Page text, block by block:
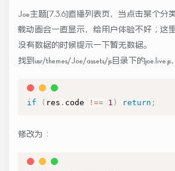
Joe主题[7.3.6]直播列表页，当点击某个分
载动画会一直显示，给用户体验不好；这
没有数据的时候提示一下暂无数据。
找到usr/themes/Joe/assets/js目录下的
if ( res . code !== 1 ) return ;
修改为：